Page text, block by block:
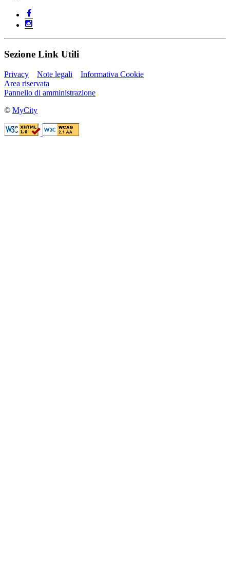
Sezione Link Utili
Privacy Note legali
Informativa Cookie
Area riservata
Pannello di amministrazione
© MyCity